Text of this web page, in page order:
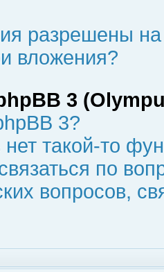
разрешены
вложения?
3
3?
такой-то
по
вопросов,